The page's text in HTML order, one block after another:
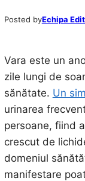
Posted byEchipa
Vara este un
zile lungi de
sănătate. Un
urinarea
persoane, fiind
crescut de
domeniul
manifestare